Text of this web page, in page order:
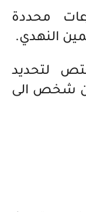
محددة
النهدي.
لتحديد
شخص الى